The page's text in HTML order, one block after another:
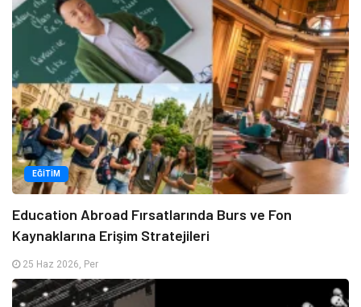
EĞITIM
Education Abroad Fırsatlarında Burs ve Fon
Kaynaklarına Erişim Stratejileri
25 Haz 2026, Per